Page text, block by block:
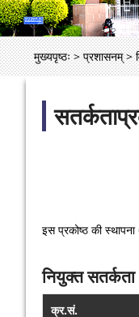
मुख्यपृष्ठः > प्रशासनम् >
इस प्रकोष्ठ की
नियुक्त
क्र.सं.